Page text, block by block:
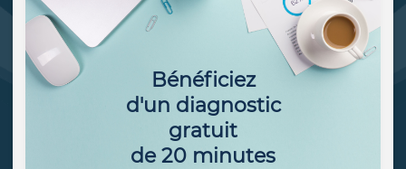
Bénéficiez
d'un diagnostic
gratuit
de 20 minutes